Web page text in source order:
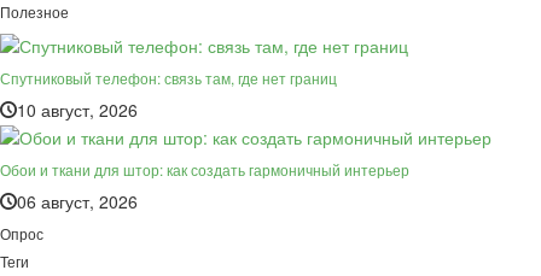
Полезное
Спутниковый телефон: связь там, где нет границ
10 август, 2026
Обои и ткани для штор: как создать гармоничный интерьер
06 август, 2026
Опрос
Теги